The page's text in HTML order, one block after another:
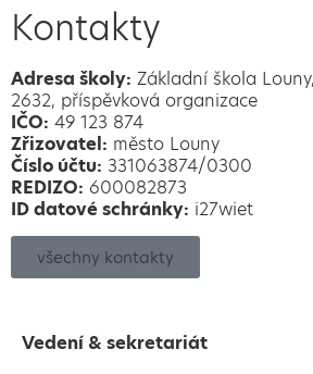
Kontakty
Adresa školy: Základní škola
2632, příspěvková organizace
IČO: 49 123 874
Zřizovatel: město Louny
Číslo účtu: 331063874/0300
REDIZO: 600082873
ID datové schránky: i27wiet
všechny kontakty
Vedení & sekretariát